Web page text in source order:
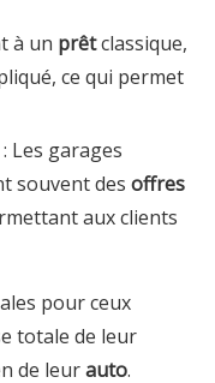
à un prêtclassique,
ce qui permet
: Les garages
souvent des offres
aux clients
pour ceux
totale de leur
de leurauto.